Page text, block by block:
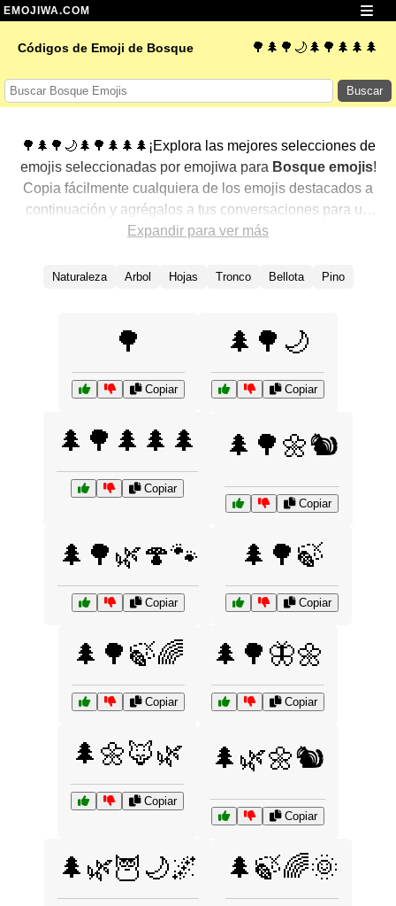
EMOJIWA.COM
Códigos de Emoji de Bosque 🌳🌲🌳🌙🌲🌳🌲🌲🌲
Buscar
🌳🌲🌳🌙🌲🌳🌲🌲🌲¡Explora las mejores selecciones de
emojis seleccionadas por emojiwa para Bosque emojis!
Copia fácilmente cualquiera de los emojis destacados a
continuación y agrégalos a tus conversaciones para un
toque personalizado. Hemos seleccionado una variedad
populares. ¿Buscas más? Explora otras categorías para
Expandir para ver más
Naturaleza Arbol Hojas Tronco Bellota Pino
🌳
Copiar
🌲🌳🌙
Copiar
🌲🌳🌲🌲🌲
Copiar
🌲🌳🌼🐿️
Copiar
🌲🌳🌿🍄🐾
Copiar
🌲🌳🍃
Copiar
🌲🌳🍃🌈
Copiar
🌲🌳🦋🌼
Copiar
🌲🌼🦊🌿
Copiar
🌲🌿🌼🐿️
Copiar
🌲🌿🦉🌙🌌 🌲🍃🌈🌞